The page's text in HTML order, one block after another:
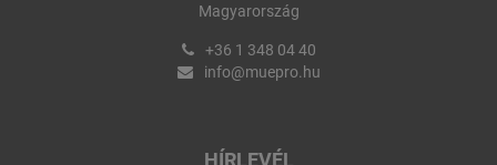
Magyarország
+36 1 348 04 40
info@muepro.hu
HÍRLEVÉL